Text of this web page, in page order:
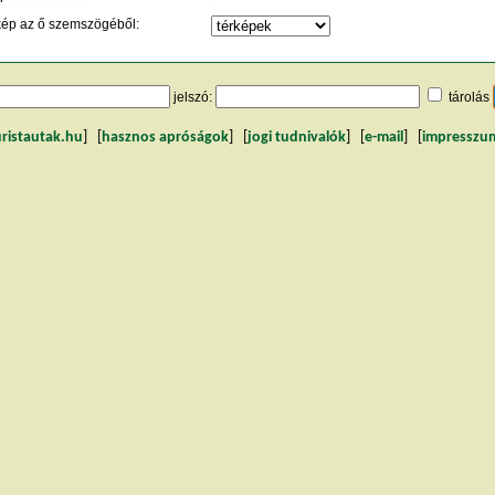
az ő szemszögéből:
jelszó: tárolás
hasznos apróságok jogi tudnivalók e-mail